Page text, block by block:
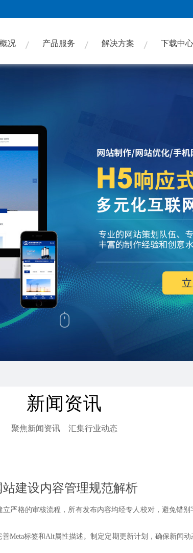
况 产品服务 解决方案 下载中心
新闻资讯
聚焦新闻资讯 汇集行业动态
站建设内容管理规范解析
格的审核流程，所有发布内容均经专人校对，避免错别
标签和Alt属性描述。制定定期更新计划，确保新闻